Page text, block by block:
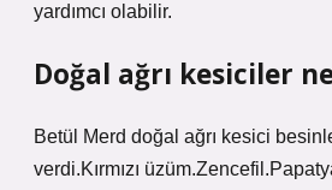
yardımcı olabilir.
Doğal ağrı kesiciler
Betül Merd doğal ağrı kesici
verdi.Kırmızı